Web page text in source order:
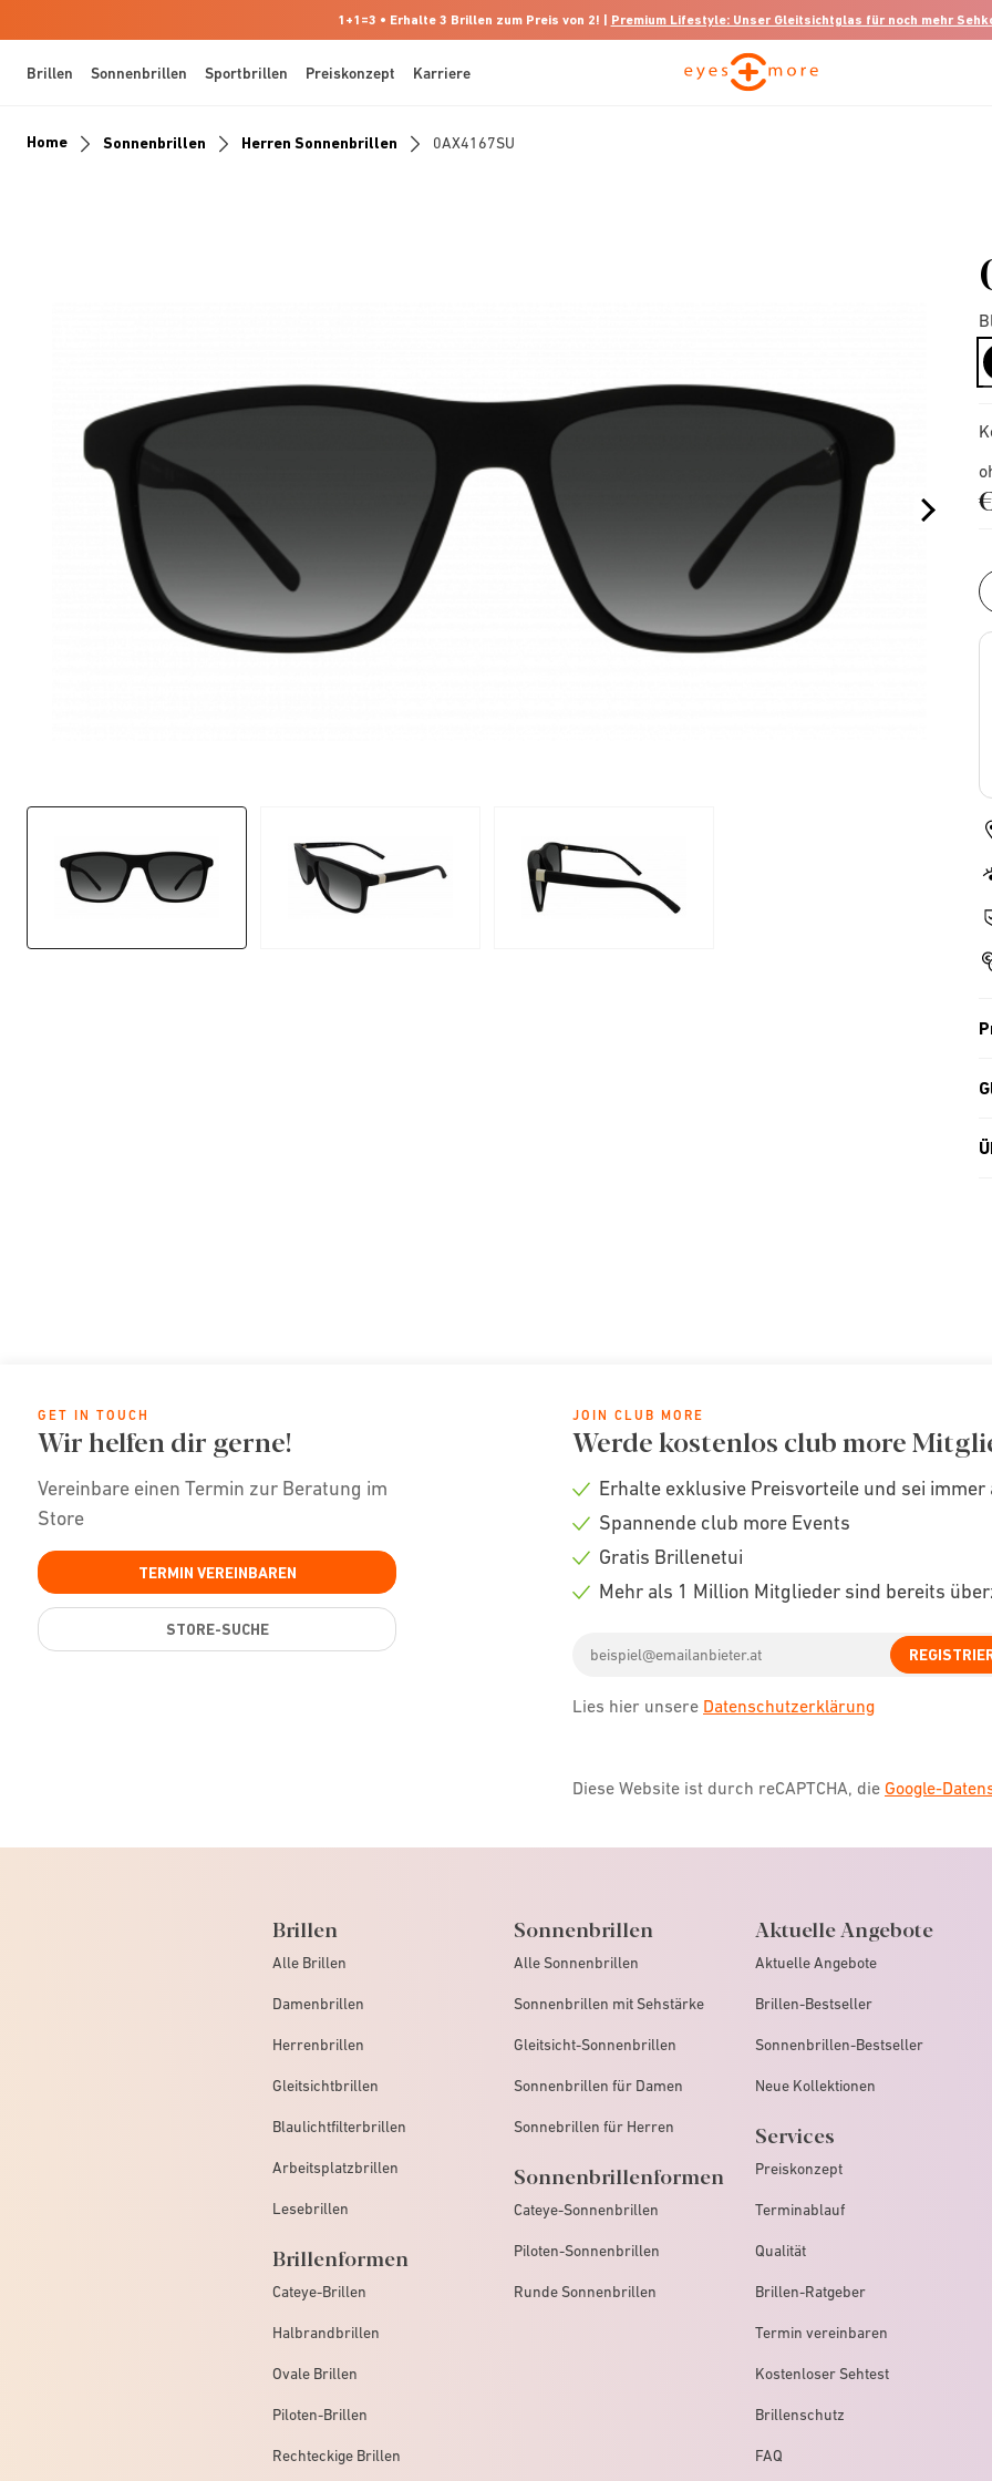
1+1=3 • Erhalte 3 Brillen zum Preis von 2! | Premium Lifestyle: Unser Gleitsichtglas für noch mehr
Brillen Sonnenbrillen Sportbrillen Preiskonzept Karriere
Home Sonnenbrillen Herren Sonnenbrillen 0AX4167SU
GET IN TOUCH
Wir helfen dir gerne!
Vereinbare einen Termin zur Beratung im
Store
TERMIN VEREINBAREN
STORE-SUCHE
JOIN CLUB MORE
Werde kostenlos club more
Check
Erhalte exklusive Preisvorteile und sei
Check
Spannende club more Events
Check
Gratis Brillenetui
Mehr als 1 Million Mitglieder sind bereits
address
Lies hier unsere Datenschutzerklärung
Diese Website ist durch reCAPTCHA, die Google-
Brillen
Alle Brillen
Damenbrillen
Herrenbrillen
Gleitsichtbrillen
Blaulichtfilterbrillen
Arbeitsplatzbrillen
Lesebrillen
Brillenformen
Cateye-Brillen
Halbrandbrillen
Ovale Brillen
Piloten-Brillen
Rechteckige Brillen
Sonnenbrillen
Alle Sonnenbrillen
Sonnenbrillen mit Sehstärke
Gleitsicht-Sonnenbrillen
Sonnenbrillen für Damen
Sonnebrillen für Herren
Sonnenbrillenformen
Cateye-Sonnenbrillen
Piloten-Sonnenbrillen
Runde Sonnenbrillen
Aktuelle Angebote
Aktuelle Angebote
Brillen-Bestseller
Sonnenbrillen-Bestseller
Neue Kollektionen
Services
Preiskonzept
Terminablauf
Qualität
Brillen-Ratgeber
Termin vereinbaren
Kostenloser Sehtest
Brillenschutz
FAQ